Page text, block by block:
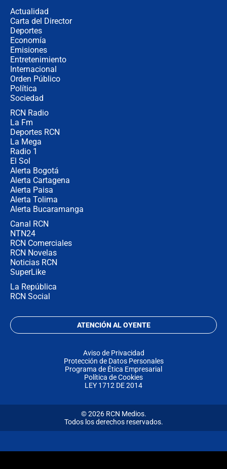
Actualidad
Carta del Director
Deportes
Economía
Emisiones
Entretenimiento
Internacional
Orden Público
Política
Sociedad
RCN Radio
La Fm
Deportes RCN
La Mega
Radio 1
El Sol
Alerta Bogotá
Alerta Cartagena
Alerta Paisa
Alerta Tolima
Alerta Bucaramanga
Canal RCN
NTN24
RCN Comerciales
RCN Novelas
Noticias RCN
SuperLike
La República
RCN Social
ATENCIÓN AL OYENTE
Aviso de Privacidad
Protección de Datos Personales
Programa de Ética Empresarial
Política de Cookies
LEY 1712 DE 2014
© 2026 RCN Medios.
Todos los derechos reservados.